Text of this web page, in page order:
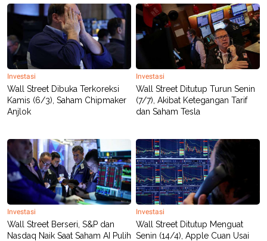
Investasi
Wall Street Dibuka Terkoreksi
Kamis (6/3), Saham Chipmaker
Anjlok
Investasi
Wall Street Ditutup Turun Senin
(7/7), Akibat Ketegangan Tarif
dan Saham Tesla
Investasi
Wall Street Berseri, S&P dan
Nasdaq Naik Saat Saham AI Pulih
Investasi
Wall Street Ditutup Menguat
Senin (14/4), Apple Cuan Usai